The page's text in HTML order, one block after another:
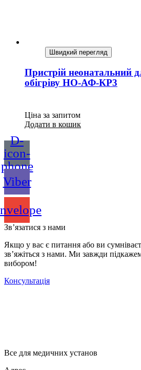
Швидкий перегляд
Пристрій неонатальний
обігріву НО-АФ-КР3
Ціна за запитом
Додати в кошик
D-
icon-
phone
Viber
Зв’язатися з нами
Якщо у вас є питання або ви
зв’яжіться з нами. Ми завжди
вибором!
Консультація
Все для медичних установ